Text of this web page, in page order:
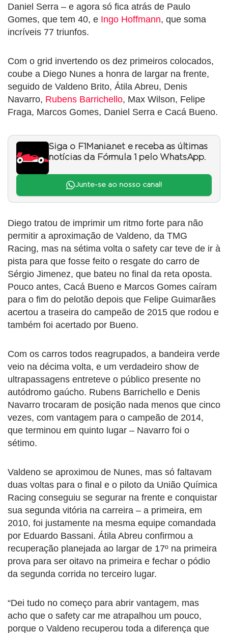
Daniel Serra – e agora só fica atrás de Paulo
Gomes, que tem 40, e Ingo Hoffmann, que soma
incríveis 77 triunfos.
Com o grid invertendo os dez primeiros colocados,
coube a Diego Nunes a honra de largar na frente,
seguido de Valdeno Brito, Átila Abreu, Denis
Navarro, Rubens Barrichello, Max Wilson, Felipe
Fraga, Marcos Gomes, Daniel Serra e Cacá Bueno.
Siga o F1Mania.net e receba as últimas
notícias da Fórmula 1 pelo WhatsApp.
Junte-se ao nosso canal!
Diego tratou de imprimir um ritmo forte para não
permitir a aproximação de Valdeno, da TMG
Racing, mas na sétima volta o safety car teve de ir à
pista para que fosse feito o resgate do carro de
Sérgio Jimenez, que bateu no final da reta oposta.
Pouco antes, Cacá Bueno e Marcos Gomes caíram
para o fim do pelotão depois que Felipe Guimarães
acertou a traseira do campeão de 2015 que rodou e
também foi acertado por Bueno.
Com os carros todos reagrupados, a bandeira verde
veio na décima volta, e um verdadeiro show de
ultrapassagens entreteve o público presente no
autódromo gaúcho. Rubens Barrichello e Denis
Navarro trocaram de posição nada menos que cinco
vezes, com vantagem para o campeão de 2014,
que terminou em quinto lugar – Navarro foi o
sétimo.
Valdeno se aproximou de Nunes, mas só faltavam
duas voltas para o final e o piloto da União Química
Racing conseguiu se segurar na frente e conquistar
sua segunda vitória na carreira – a primeira, em
2010, foi justamente na mesma equipe comandada
por Eduardo Bassani. Átila Abreu confirmou a
recuperação planejada ao largar de 17º na primeira
prova para ser oitavo na primeira e fechar o pódio
da segunda corrida no terceiro lugar.
“Dei tudo no começo para abrir vantagem, mas
acho que o safety car me atrapalhou um pouco,
porque o Valdeno recuperou toda a diferença que